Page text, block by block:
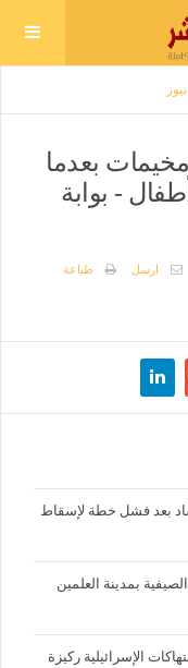
بعدما
أودى انهيار أرضي بحياة 5 أطفال - بوابة
ارسل
طباعة
بعد فشل خطة لإسقاط
بمدينة العلمين
الإسرائيلية ركيزة